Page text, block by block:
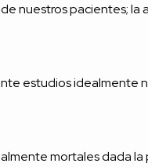
nuestros pacientes; la
estudios idealmente
mortales dada